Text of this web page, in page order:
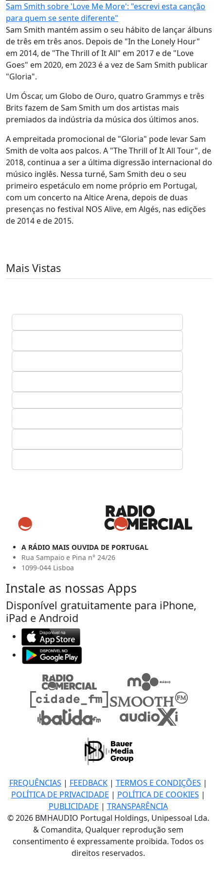
Sam Smith sobre 'Love Me More': "escrevi esta canção
para quem se sente diferente"
Sam Smith mantém assim o seu hábito de lançar álbuns
de três em três anos. Depois de "In the Lonely Hour"
em 2014, de "The Thrill of It All" em 2017 e de "Love
Goes" em 2020, em 2023 é a vez de Sam Smith publicar
"Gloria".
Um Óscar, um Globo de Ouro, quatro Grammys e três
Brits fazem de Sam Smith um dos artistas mais
premiados da indústria da música dos últimos anos.
A empreitada promocional de "Gloria" pode levar Sam
Smith de volta aos palcos. A "The Thrill of It All Tour", de
2018, continua a ser a última digressão internacional do
músico inglês. Nessa turné, Sam Smith deu o seu
primeiro espetáculo em nome próprio em Portugal,
com um concerto na Altice Arena, depois de duas
presenças no festival NOS Alive, em Algés, nas edições
de 2014 e de 2015.
Mais Vistas
A RÁDIO MAIS OUVIDA DE PORTUGAL
Rua Sampaio e Pina n° 24/26
1099-044 Lisboa
Instale as nossas Apps
Disponível gratuitamente para iPhone,
iPad e Android
FREQUÊNCIAS | FEEDBACK| TERMOS E CONDIÇÕES |
POLÍTICA DE PRIVACIDADE | POLÍTICA DE COOKIES |
PUBLICIDADE | TRANSPARÊNCIA
© 2026 BMHAUDIO Portugal Holdings, Unipessoal Lda.
& Comandita, Qualquer reprodução sem
consentimento é expressamente proibida. Todos os
direitos reservados.